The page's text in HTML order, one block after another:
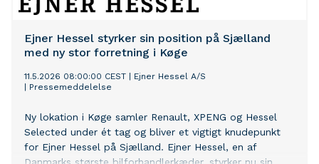
Ejner Hessel styrker sin position på Sjælland
med ny stor forretning i Køge
11.5.2026 08:00:00 CEST
Ejner Hessel A/S
Pressemeddelelse
Ny lokation i Køge samler Renault, XPENG og Hessel
Selected under ét tag og bliver et vigtigt knudepunkt
for Ejner Hessel på Sjælland. Ejner Hessel, en af